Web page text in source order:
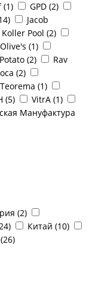
(1) GPD (2)
)
Jacob
Koller Pool (2)
Olive's (1)
Potato (2)
Rav
(2)
Teorema (1)
(5) VitrA (1)
Мануфактура
(2)
) Китай (10)
26)